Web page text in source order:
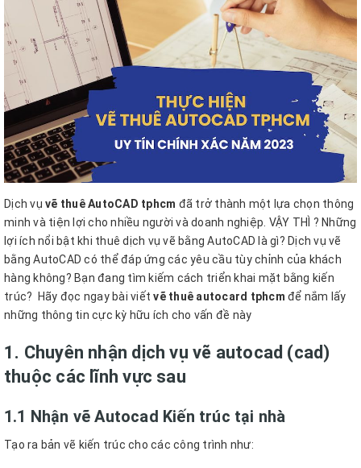
Dịch vụ vẽ thuê AutoCAD tphcm đã trở thành một lựa chọn thông
minh và tiện lợi cho nhiều người và doanh nghiệp. VẬY THÌ ? Những
lợi ích nổi bật khi thuê dịch vụ vẽ bằng AutoCAD là gì? Dịch vụ vẽ
bằng AutoCAD có thể đáp ứng các yêu cầu tùy chỉnh của khách
hàng không? Bạn đang tìm kiếm cách triển khai mặt bằng kiến
trúc?
Hãy đọc ngay bài viếtvẽ thuê autocard tphcm để nắm lấy
những thông tin cực kỳ hữu ích cho vấn đề này
1. Chuyên nhận dịch vụ vẽ autocad (cad)
thuộc các lĩnh vực sau
1.1 Nhận vẽ Autocad Kiến trúc tại nhà
Tạo ra bản vẽ kiến trúc cho các công trình như: